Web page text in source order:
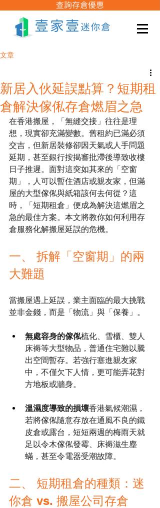
查詢存倉優惠
文章
新居入伙延誤點算？短期租
倉解決傢俬存倉燃眉之急
在香港搬屋，「無縫交接」往往是理
想，現實卻充滿變數。舊租約已滿必須
交吉，但新居裝修卻因天氣或人手問題
延期，甚至銀行按揭審批滯後導致收樓
日子推遲。面對這突如其來的「空窗
期」，人可以暫住酒店或親友家，但滿
屋的大型傢俬與紙箱該何去何從？這
時，「短期租倉」便成為解決這燃眉之
急的最佳方案。本文將教你如何利用存
倉服務化解搬屋延誤的危機。
一、 拆解「空窗期」的兩
大難題
當搬屋遇上延誤，業主面臨的最大挑戰
並非金錢，而是「物流」與「保養」。
無處容身的傢俬梳化、雪櫃、雙人
床褥等大型物品，普通住宅難以騰
出空間暫存。若強行塞進親友家
中，不僅欠下人情，更可能弄花對
方地板或牆身。
溫濕度導致的損壞香港氣候潮濕，
若將傢俬隨意存放在通風不良的鐵
皮倉或露台，短短兩週的梅雨天就
足以令木傢俬發霉、床褥滋生塵
蟎，甚至令電器受潮故障。
二、 短期租倉的種類：迷
你倉 vs. 搬屋公司存倉